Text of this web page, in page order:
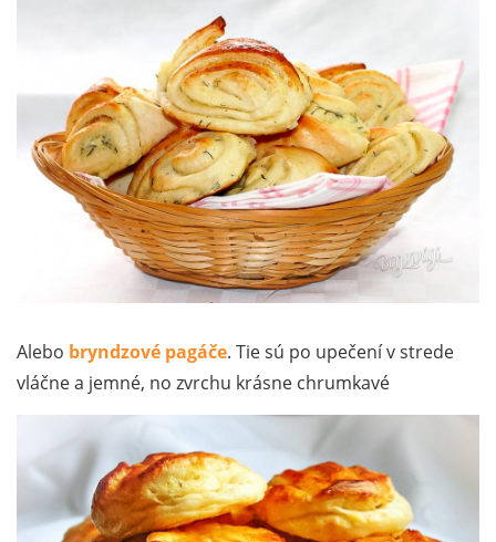
Alebo bryndzové pagáče. Tie sú po upečení v strede
vláčne a jemné, no zvrchu krásne chrumkavé